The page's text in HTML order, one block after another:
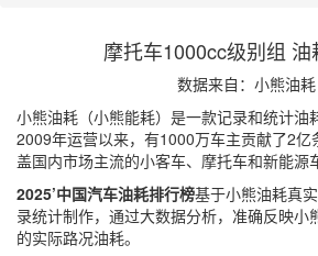
摩托车1000cc级别组 油
数据来自：小熊油耗
小熊油耗（小熊能耗）是一款记录和统计油
2009年运营以来，有1000万车主贡献了2亿
盖国内市场主流的小客车、摩托车和新能源
2025’中国汽车油耗排行榜基于小熊油耗真
录统计制作，通过大数据分析，准确反映小
的实际路况油耗。